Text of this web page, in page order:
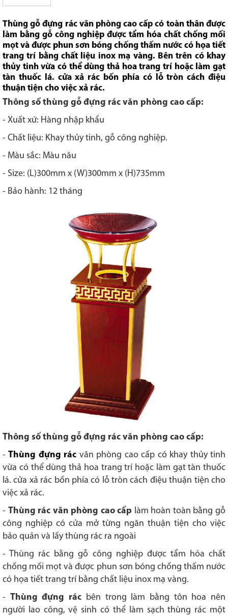
Thùng gỗ đựng rác văn phòng cao cấp có toàn thân được
làm bằng gỗ công nghiệp được tẩm hóa chất chống mối
mọt và được phun sơn bóng chống thấm nước có họa tiết
trang trí bằng chất liệu inox mạ vàng. Bên trên có khay
thủy tinh vừa có thể dùng thả hoa trang trí hoặc làm gạt
tàn thuốc lá. cửa xả rác bốn phía có lỗ tròn cách điệu
thuận tiện cho việc xả rác.
Thông số thùng gỗ đựng rác văn phòng cao cấp:
- Xuất xứ: Hàng nhập khẩu
- Chất liệu: Khay thủy tinh, gỗ công nghiệp.
- Màu sắc: Màu nâu
- Size: (L)300mm x (W)300mm x (H)735mm
- Bảo hành: 12 tháng
Thông số thùng gỗ đựng rác văn phòng cao cấp:
-Thùng đựng rác văn phòng cao cấp có khay thủy tinh
vừa có thể dùng thả hoa trang trí hoặc làm gạt tàn thuốc
lá. cửa xả rác bốn phía có lỗ tròn cách điệu thuận tiện cho
việc xả rác.
- Thùng rác văn phòng cao cấp làm hoàn toàn bằng gỗ
công nghiệp có cửa mở từng ngăn thuận tiện cho việc
bảo quản và lấy thùng rác ra ngoài
- Thùng rác bằng gỗ công nghiệp được tẩm hóa chất
chống mối mọt và được phun sơn bóng chống thấm nước
có họa tiết trang trí bằng chất liệu inox mạ vàng.
- Thùng đựng rác bên trong làm bằng tôn hoa nên
người lao công, vệ sinh có thể làm sạch thùng rác một